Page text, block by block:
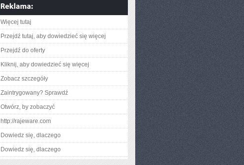
Więcej tutaj
Przejdź tutaj, aby dowiedzieć się więcej
Przejdź do oferty
Kliknij, aby dowiedzieć się więcej
Zobacz szczegóły
Zaintrygowany? Sprawdź
Otwórz, by zobaczyć
http://rajeware.com
Dowiedz się, dlaczego
Dowiedz się, dlaczego